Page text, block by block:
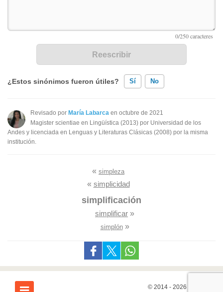
¿Estos sinónimos fueron útiles? Sí No
Existen sinónimos incorrectos
Ninguno de los sinónimos presentados me ayudó
Revisado por María Labarca en octubre de 2021
Magister scientiae en Lingüística (2013) por Universidad de los
Andes y licenciada en Lenguas y Literaturas Clásicas (2008) por la misma
institución.
« simpleza
« simplicidad
simplificación
simplificar »
simplón»
© 2014 - 2026